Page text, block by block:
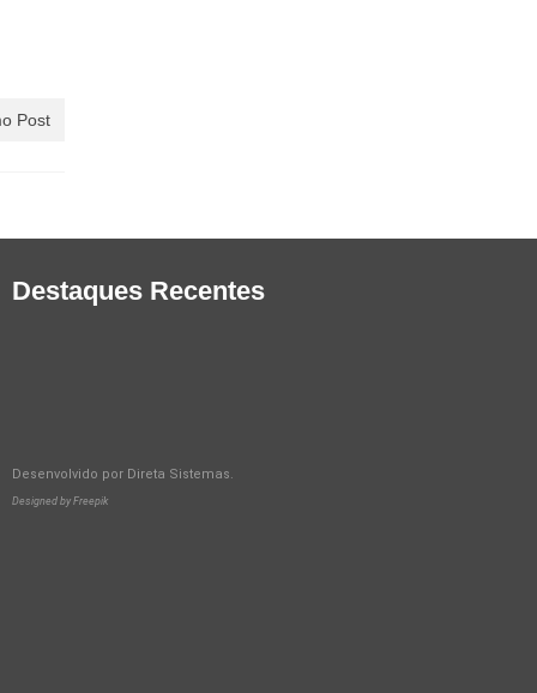
Post
Destaques Recentes
Desenvolvido por Direta Sistemas.
Designed by Freepik